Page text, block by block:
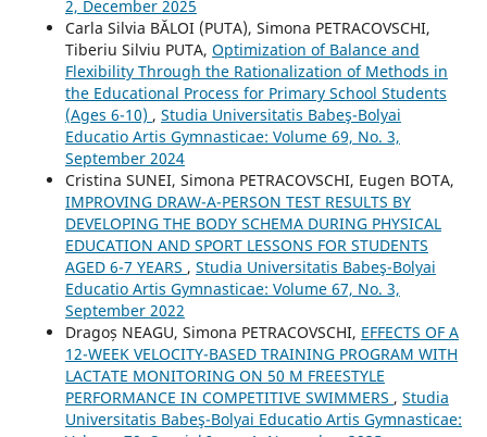
2, December 2025
Carla Silvia BĂLOI (PUTA), Simona PETRACOVSCHI,
Tiberiu Silviu PUTA, Optimization of Balance and
Flexibility Through the Rationalization of Methods in
the Educational Process for Primary School Students
(Ages 6-10) , Studia Universitatis Babeş-Bolyai
Educatio Artis Gymnasticae: Volume 69, No. 3,
September 2024
Cristina SUNEI, Simona PETRACOVSCHI, Eugen BOTA,
IMPROVING DRAW-A-PERSON TEST RESULTS BY
DEVELOPING THE BODY SCHEMA DURING PHYSICAL
EDUCATION AND SPORT LESSONS FOR STUDENTS
AGED 6-7 YEARS , Studia Universitatis Babeş-Bolyai
Educatio Artis Gymnasticae: Volume 67, No. 3,
September 2022
Dragoș NEAGU, Simona PETRACOVSCHI, EFFECTS OF A
12-WEEK VELOCITY-BASED TRAINING PROGRAM WITH
LACTATE MONITORING ON 50 M FREESTYLE
PERFORMANCE IN COMPETITIVE SWIMMERS , Studia
Universitatis Babeş-Bolyai Educatio Artis Gymnasticae: